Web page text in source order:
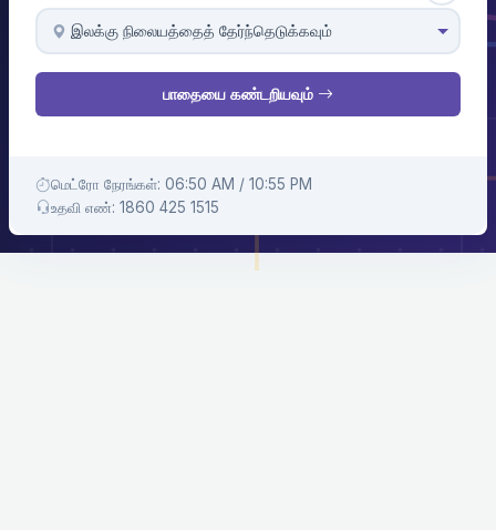
இலக்கு நிலையத்தைத் தேர்ந்தெடுக்கவும்
பாதையை கண்டறியவும்
மெட்ரோ நேரங்கள்: 06:50 AM / 10:55 PM
உதவி எண்: 1860 425 1515